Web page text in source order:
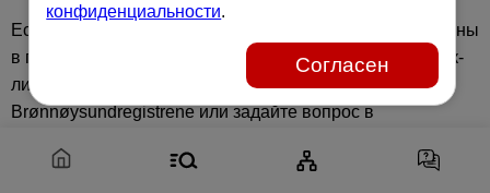
Если вы определились с формой бизнеса, но не уверены
в полноте своего пакета документов, скачайте наш чек-
лист для подготовки к регистрации в
Brønnøysundregistrene или задайте вопрос в
конфиденциальности.
Согласен